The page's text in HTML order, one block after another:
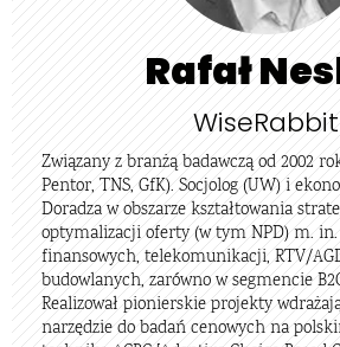
Rafał
WiseRabbit
Związany z branżą badawczą od 2002
Pentor, TNS, GfK). Socjolog (UW) i
Doradza w obszarze kształtowania
optymalizacji oferty (w tym NPD) m. in.
finansowych, telekomunikacji, RTV/
budowlanych, zarówno w segmencie
Realizował pionierskie projekty
narzędzie do badań cenowych na